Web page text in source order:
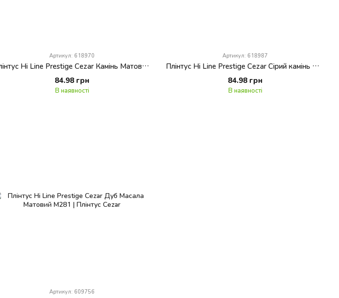
Артикул: 618970
Плінтус Hi Line Prestige Cezar Камінь Матовий М253
84.98 грн
В наявності
Артикул: 618987
Плінтус Hi Line Prestige Cezar Сірий камінь Матовий М256
84.98 грн
В наявності
Артикул: 609756